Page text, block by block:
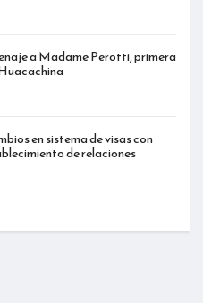
a Madame Perotti, primera
en sistema de visas con
de relaciones